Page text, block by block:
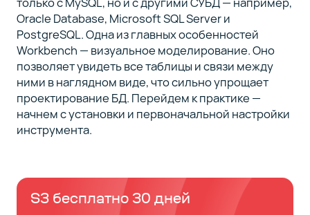
Oracle Database, Microsoft SQL Server и
PostgreSQL. Одна из главных особенностей
Workbench — визуальное моделирование. Оно
позволяет увидеть все таблицы и связи между
ними в наглядном виде, что сильно упрощает
проектирование БД. Перейдем к практике —
начнем с установки и первоначальной настройки
инструмента.
S3 бесплатно 30 дней